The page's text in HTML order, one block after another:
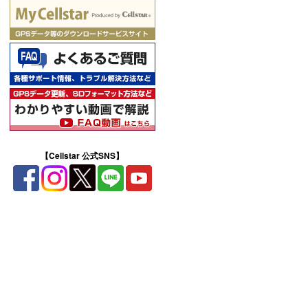
【Cellstar 公式SNS】